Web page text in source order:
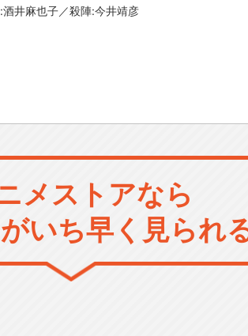
井麻也子／殺陣:今井靖彦
メストアなら
いち早く見られ